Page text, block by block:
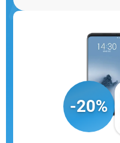
-20%